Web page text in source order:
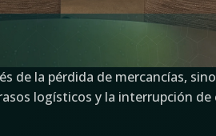
de la pérdida de mercancías,
logísticos y la interrupción de